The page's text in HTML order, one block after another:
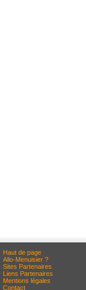
Haut de page
Allo-Menuisier ?
Sites Partenaires
Liens Partenaires
Mentions légales
Contact